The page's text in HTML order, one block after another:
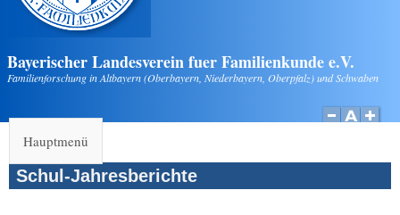
Bayerischer Landesverein fuer Familienkunde e.V.
Familienforschung in Altbayern (Oberbayern, Niederbayern, Oberpfalz) und Schwaben
Hauptmenü
Schul-Jahresberichte